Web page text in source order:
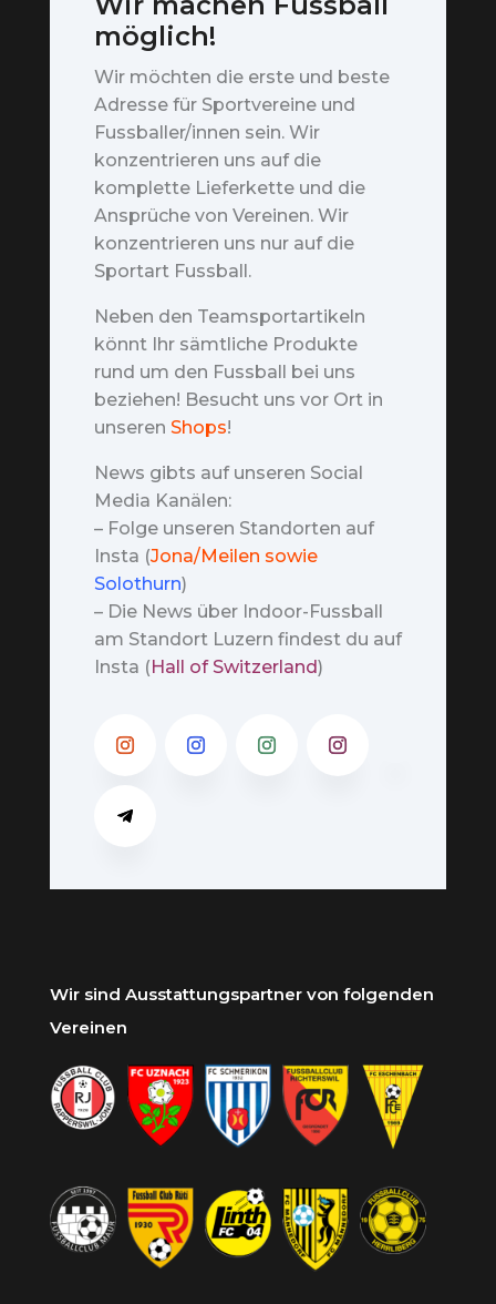
möglich!
Wir möchten die erste und beste
Adresse für Sportvereine und
Fussballer/innen sein. Wir
konzentrieren uns auf die
komplette Lieferkette und die
Ansprüche von Vereinen. Wir
konzentrieren uns nur auf die
Sportart Fussball.
Neben den Teamsportartikeln
könnt Ihr sämtliche Produkte
rund um den Fussball bei uns
beziehen! Besucht uns vor Ort in
unseren Shops!
News gibts auf unseren Social
Media Kanälen:
– Folge unseren Standorten auf
Insta (Jona/Meilen sowie
Solothurn)
– Die News über Indoor-Fussball
am Standort Luzern findest du auf
Insta ( Hall of Switzerland)
Wir sind Ausstattungspartner von folgenden
Vereinen